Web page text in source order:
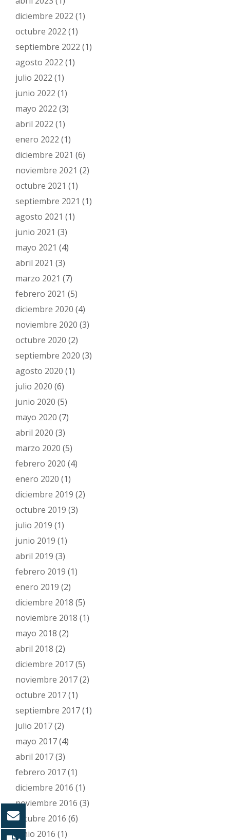
diciembre 2022 (1)
octubre 2022 (1)
septiembre 2022 (1)
agosto 2022 (1)
julio 2022 (1)
junio 2022 (1)
mayo 2022 (3)
abril 2022 (1)
enero 2022 (1)
diciembre 2021 (6)
noviembre 2021 (2)
octubre 2021 (1)
septiembre 2021 (1)
agosto 2021 (1)
junio 2021 (3)
mayo 2021 (4)
abril 2021 (3)
marzo 2021 (7)
febrero 2021 (5)
diciembre 2020 (4)
noviembre 2020 (3)
octubre 2020 (2)
septiembre 2020 (3)
agosto 2020 (1)
julio 2020 (6)
junio 2020 (5)
mayo 2020 (7)
abril 2020 (3)
marzo 2020 (5)
febrero 2020 (4)
enero 2020 (1)
diciembre 2019 (2)
octubre 2019 (3)
julio 2019 (1)
junio 2019 (1)
abril 2019 (3)
febrero 2019 (1)
enero 2019 (2)
diciembre 2018 (5)
noviembre 2018 (1)
mayo 2018 (2)
abril 2018 (2)
diciembre 2017(5)
noviembre 2017(2)
octubre 2017(1)
septiembre 2017(1)
julio 2017(2)
mayo 2017(4)
abril 2017(3)
febrero 2017(1)
diciembre 2016 (1)
noviembre 2016 (3)
octubre 2016 (6)
junio 2016 (1)